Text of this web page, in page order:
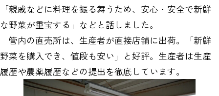
「親戚などに料理を振る舞うため、安心・安全で新鮮
な野菜が重宝する」などと話しました。
管内の直売所は、生産者が直接店舗に出荷。「新鮮
野菜を購入でき、値段も安い」と好評。生産者は生産
履歴や農薬履歴などの提出を徹底しています。